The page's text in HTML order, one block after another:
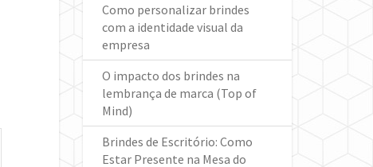
Como personalizar brindes
com a identidade visual da
empresa
O impacto dos brindes na
lembrança de marca (Top of
Mind)
Brindes de Escritório: Como
Estar Presente na Mesa do